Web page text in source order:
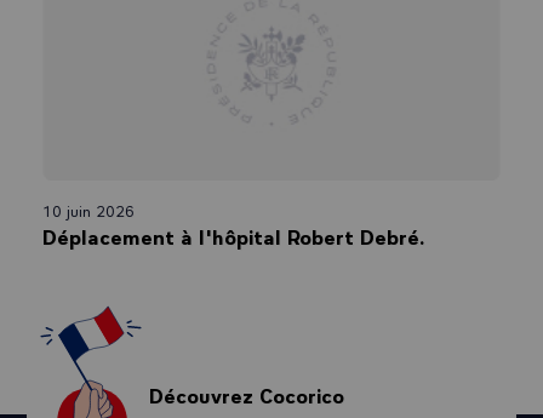
10 juin 2026
Déplacement à l'hôpital Robert Debré.
Découvrez Cocorico